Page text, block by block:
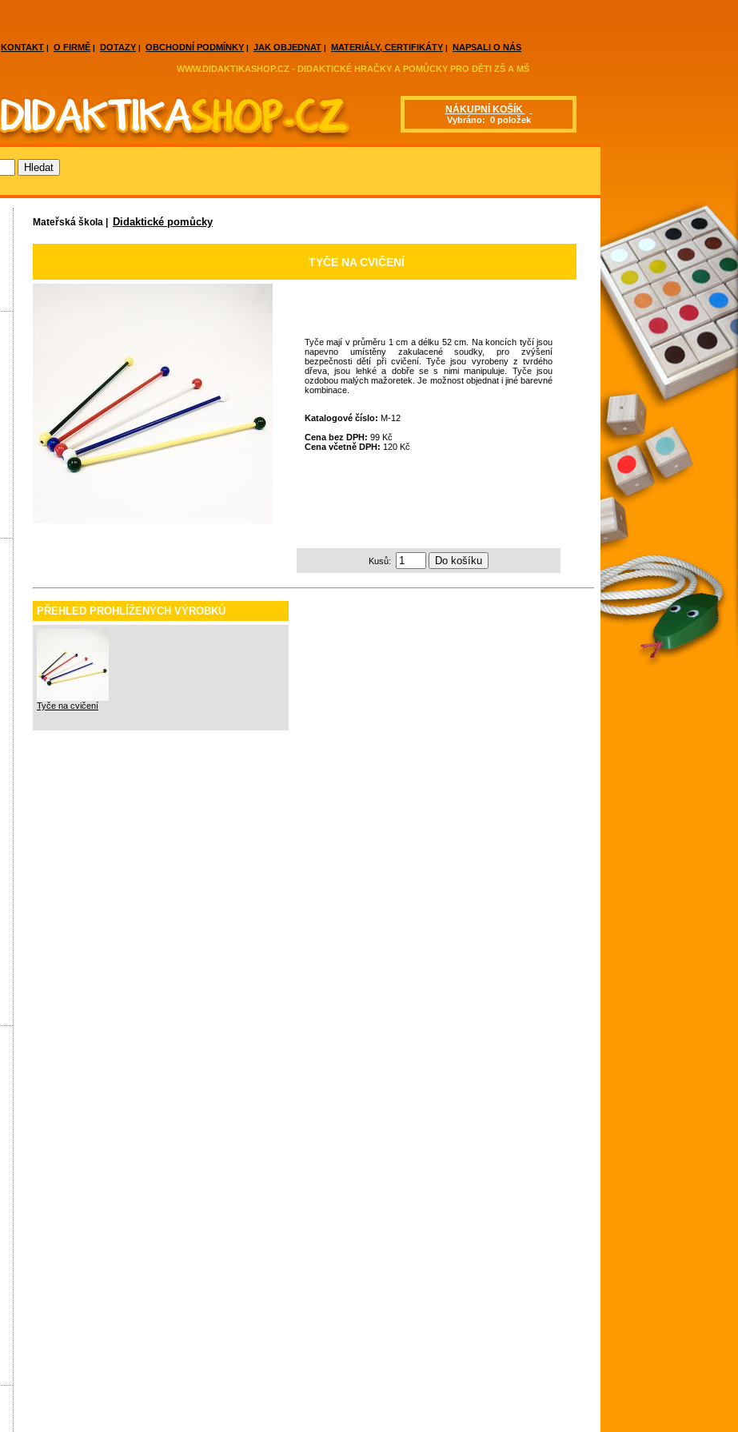
WWW.DIDAKTIKASHOP.CZ - DIDAKTICKÉ HRAČKY A POMŮCKY PRO DĚTI ZŠ A MŠ
KONTAKT | O FIRMĚ | DOTAZY | OBCHODNÍ PODMÍNKY | JAK OBJEDNAT | MATERIÁLY, CERTIFIKÁTY | NAPSALI O NÁS
NÁKUPNÍ KOŠÍK
Vybráno: 0 položek
Mateřská škola | Didaktické pomůcky
TYČE NA CVIČENÍ
Tyče mají v průměru 1 cm a délku 52 cm. Na koncích tyčí jsou
napevno umístěny zakulacené soudky, pro zvýšení
bezpečnosti dětí při cvičení. Tyče jsou vyrobeny z tvrdého
dřeva, jsou lehké a dobře se s nimi manipuluje. Tyče jsou
ozdobou malých mažoretek. Je možnost objednat i jiné barevné
kombinace.
Katalogové číslo: M-12
Cena bez DPH: 99 Kč
Cena včetně DPH: 120 Kč
Kusů:
PŘEHLED PROHLÍŽENÝCH VÝROBKŮ
Tyče na cvičení